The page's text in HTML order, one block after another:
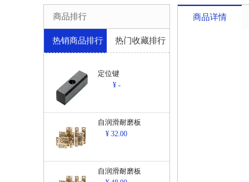
商品排行
热销商品排行 热门收藏排行
定位键
¥ -
自润滑耐磨板
¥ 32.00
自润滑耐磨板
商品详情